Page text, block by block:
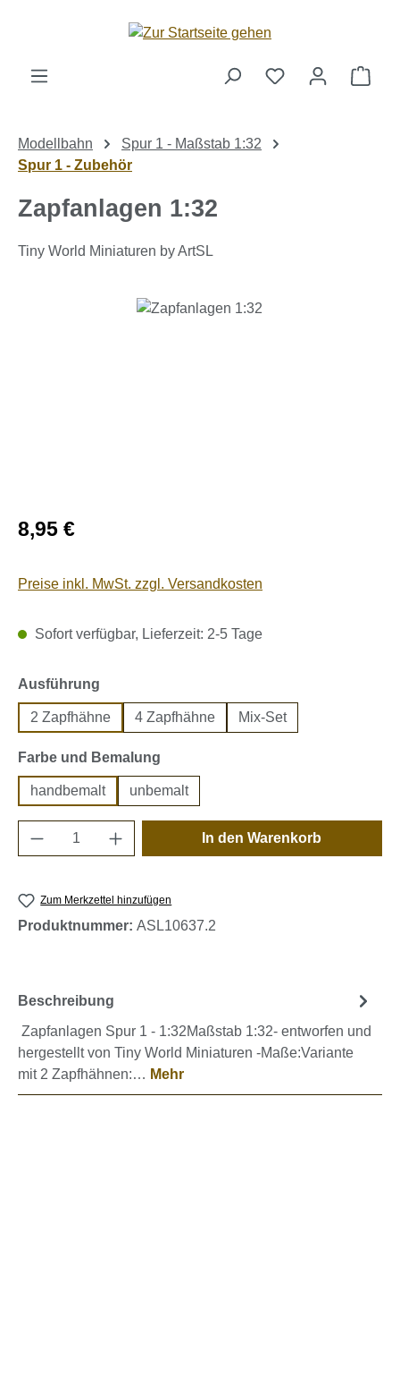
Zum Hauptinhalt springen
Modellbahn
Spur 1 - Maßstab 1:32
Spur 1 - Zubehör
Zapfanlagen 1:32
Tiny World Miniaturen by ArtSL
Bildergalerie überspringen
Regulärer Preis:
8,95 €
Preise inkl. MwSt. zzgl. Versandkosten
Sofort verfügbar, Lieferzeit: 2-5 Tage
Ausführung
2 Zapfhähne 4 Zapfhähne Mix-Set
Farbe und Bemalung
handbemalt unbemalt
Produkt Anzahl: Gib den gewünschten
In den Warenkorb
Zum Merkzettel hinzufügen
Produktnummer: ASL10637.2
Beschreibung
Zapfanlagen Spur 1 - 1:32Maßstab 1:32- entworfen und
hergestellt von Tiny World Miniaturen -Maße:Variante
mit 2 Zapfhähnen:… Mehr